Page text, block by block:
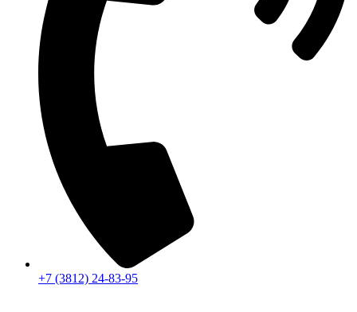
+7 (3812) 24-83-95